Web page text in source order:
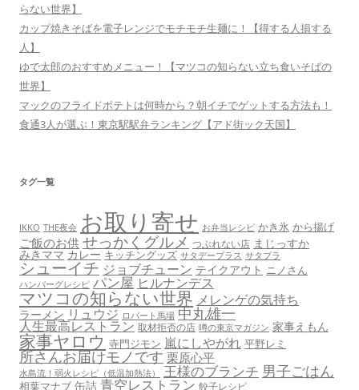
らない世界】
カップ焼きそばを電子レンジでモチモチ生麺に！【得する人損する
人】
ゆで太郎のおすすめメニュー！【マツコの知らない立ち食いそばの
世界】
マックのフライドポテトは何時から？朝イチでゲットする方法も！
食通3人が選ぶ！東京駅駅弁ランキング【アド街ック天国】
タグ一覧
IKKO THE夜会 お取り寄せ お弁当レシピ かき氷 から揚げ
ご飯のお供 せっかくグルメ つぶれない店 まじっすか
みきママ カレー キッチングッズ サタデープラス サタプラ
シューイチ ジョブチューン テイクアウト ニノさん
ハンバーグレシピ パン屋 ヒルナンデス
マツコの知らない世界 メレンゲの気持ち
ラーメン リュウジ ロバート馬場 中丸雄一
人生最高レストラン 取材拒否の店 噂の東京マガジン 家事えもん
家事ヤロウ 寺門ジモン 嵐にしやがれ 平野レミ
所さんお届けモノです 栗原心平
水島流！弱火レシピ（低温加熱法） 王様のブランチ 男子ごはん
相葉マナブ 缶詰 青空レストラン 餃子レシピ